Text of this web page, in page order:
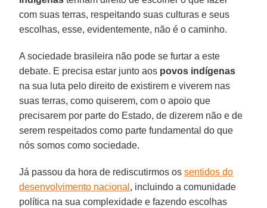
com suas terras, respeitando suas culturas e seus
escolhas, esse, evidentemente, não é o caminho.
A sociedade brasileira não pode se furtar a este
debate. E precisa estar junto aos povos indígenas
na sua luta pelo direito de existirem e viverem nas
suas terras, como quiserem, com o apoio que
precisarem por parte do Estado, de dizerem não e de
serem respeitados como parte fundamental do que
nós somos como sociedade.
Já passou da hora de rediscutirmos ossentidos do
desenvolvimento nacional , incluindo a comunidade
política na sua complexidade e fazendo escolhas